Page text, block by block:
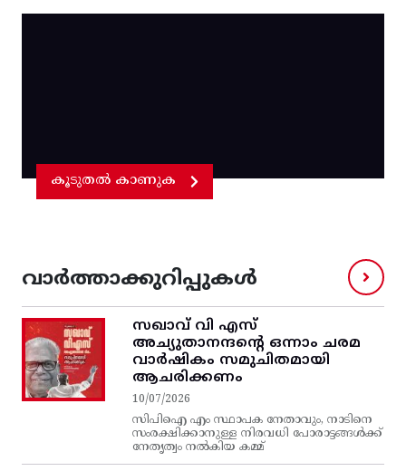
കൂടുതൽ കാണുക
വാർത്താക്കുറിപ്പുകൾ
സഖാവ് വി എസ്‌
അച്യുതാനന്ദന്റെ ഒന്നാം ചരമ
വാര്‍ഷികം സമുചിതമായി
ആചരിക്കണം
10/07/2026
സിപിഐ എം സ്ഥാപക നേതാവും, നാടിനെ
സംരക്ഷിക്കാനുള്ള നിരവധി പോരാട്ടങ്ങള്‍ക്ക്‌
നേതൃത്വം നല്‍കിയ കമ്മ്